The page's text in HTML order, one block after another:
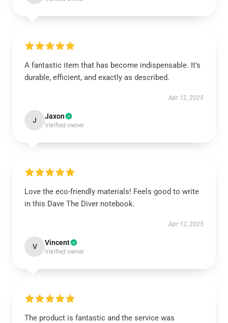
A fantastic item that has become indispensable. It’s
durable, efficient, and exactly as described.
Apr 12, 2025
J Jaxon
Verified owner
Love the eco-friendly materials! Feels good to write
in this Dave The Diver notebook.
Apr 12, 2025
V Vincent
Verified owner
The product is fantastic and the service was